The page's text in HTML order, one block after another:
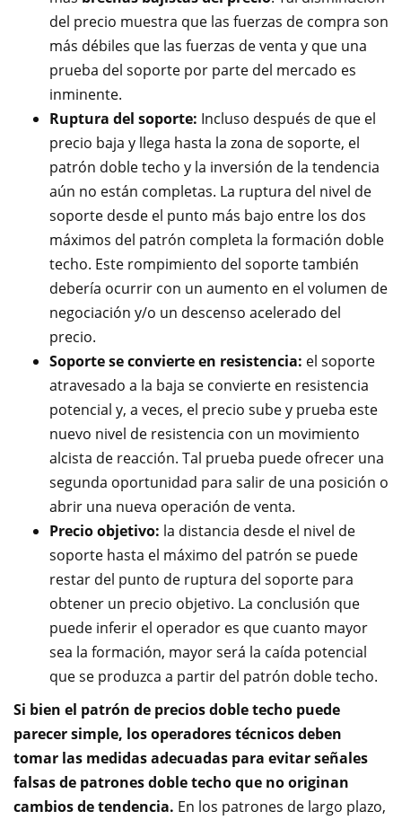
del precio muestra que las fuerzas de compra son
más débiles que las fuerzas de venta y que una
prueba del soporte por parte del mercado es
inminente.
Ruptura del soporte: Incluso después de que el
precio baja y llega hasta la zona de soporte, el
patrón doble techo y la inversión de la tendencia
aún no están completas. La ruptura del nivel de
soporte desde el punto más bajo entre los dos
máximos del patrón completa la formación doble
techo. Este rompimiento del soporte también
debería ocurrir con un aumento en el volumen de
negociación y/o un descenso acelerado del
precio.
Soporte se convierte en resistencia: el soporte
atravesado a la baja se convierte en resistencia
potencial y, a veces, el precio sube y prueba este
nuevo nivel de resistencia con un movimiento
alcista de reacción. Tal prueba puede ofrecer una
segunda oportunidad para salir de una posición o
abrir una nueva operación de venta.
Precio objetivo: la distancia desde el nivel de
soporte hasta el máximo del patrón se puede
restar del punto de ruptura del soporte para
obtener un precio objetivo. La conclusión que
puede inferir el operador es que cuanto mayor
sea la formación, mayor será la caída potencial
que se produzca a partir del patrón doble techo.
Si bien el patrón de precios doble techo puede
parecer simple, los operadores técnicos deben
tomar las medidas adecuadas para evitar señales
falsas de patrones doble techo que no originan
cambios de tendencia. En los patrones de largo plazo,